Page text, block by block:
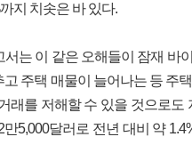
지 치솟은 바 있다.
는 이 같은 오해들이 잠재 바
주택 매물이 늘어나는 등 주
래를 저해할 수 있을 것으로
5,000달러로 전년 대비 약